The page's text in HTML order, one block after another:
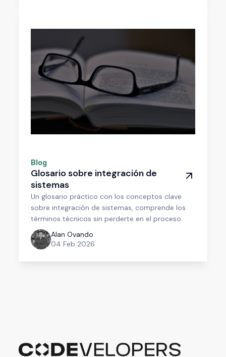
Blog
Glosario sobre integración de
sistemas
Un glosario práctico con los conceptos clave
sobre integración de sistemas, comprende los
términos técnicos sin perderte en el proceso.
Alan Ovando
04 Feb 2026